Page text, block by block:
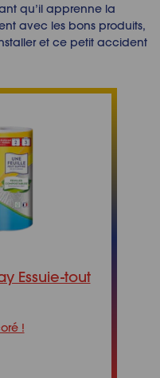
Essuie-tout
!
qu’il apprenne la
avec les bons produits,
et ce petit accident